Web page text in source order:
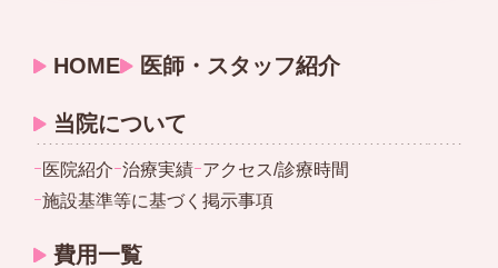
HOME 医師・スタッフ紹介
当院について
ｰ医院紹介ｰ治療実績ｰアクセス/診療時間
ｰ施設基準等に基づく掲示事項
費用一覧